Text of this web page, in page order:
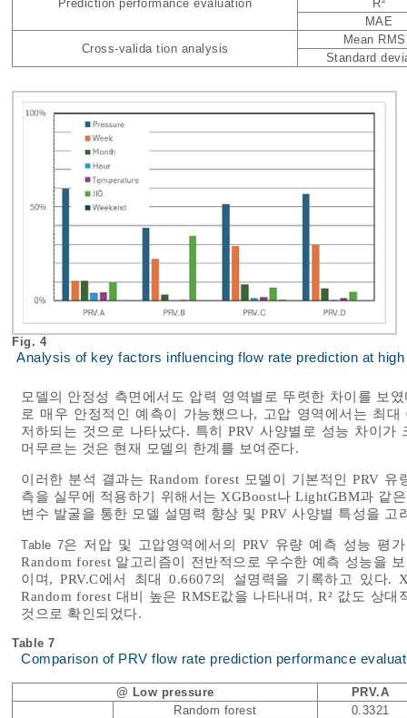
Prediction performance evaluation
R²
MAE
Cross-valida tion analysis
Mean
Standard
Fig. 4
Analysis of key factors influencing flow rate prediction at
모델의 안정성 측면에서도 압력 영역별로 뚜렷한 차이를 보
로 매우 안정적인 예측이 가능했으나, 고압 영역에서는 최
저하되는 것으로 나타났다. 특히 PRV 사양별로 성능 차이
머무르는 것은 현재 모델의 한계를 보여준다.
이러한 분석 결과는 Random forest 모델이 기본적인 PRV
측을 실무에 적용하기 위해서는 XGBoost나 LightGBM과 같
변수 발굴을 통한 모델 설명력 향상 및 PRV 사양별 특성을
Table 7은 저압 및 고압영역에서의 PRV 유량 예측 성능 평
Random forest 알고리즘이 전반적으로 우수한 예측 성능을
이며, PRV.C에서 최대 0.6607의 설명력을 기록하고 있다.
Random forest 대비 높은 RMSE값을 나타내며, R² 값도 상
것으로 확인되었다.
Table 7
Comparison of PRV flow rate prediction performance
@ Low pressure PRV.A
Random forest
0.3321